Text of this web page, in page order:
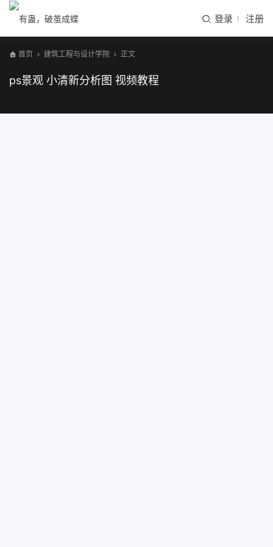
登录 注册
首页 建筑工程与设计学院 正文
ps景观 小清新分析图 视频教程